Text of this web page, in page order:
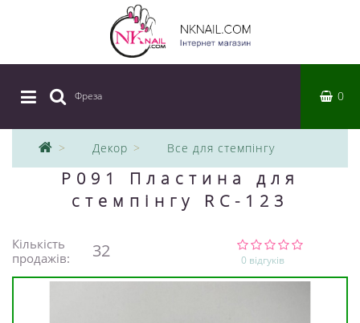
Фреза 0
Декор Все для стемпінгу
P091 Пластина для
стемпінгу RC-123
Кількість
продажів:
32 0 відгуків